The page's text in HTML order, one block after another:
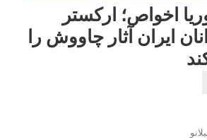
اخواص؛ ارکستر
ایران آثار چاووش را